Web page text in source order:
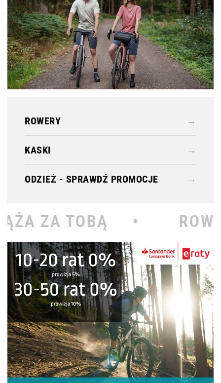
ROWERY →
KASKI →
ODZIEŻ - SPRAWDŹ PROMOCJE →
• ROWEROWY